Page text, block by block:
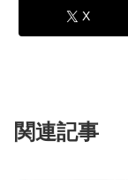
X
関連記事